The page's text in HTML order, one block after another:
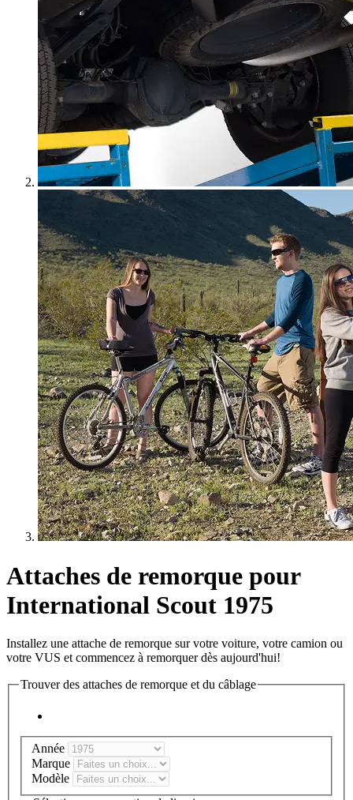
Attaches de remorque pour
International Scout 1975
Installez une attache de remorque sur votre voiture, votre camion ou
votre VUS et commencez à remorquer dès aujourd'hui!
Trouver des attaches de remorque et du câblage
Année
Marque
Modèle